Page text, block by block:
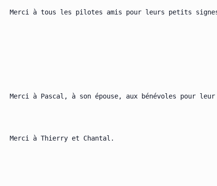
Merci à tous les pilotes amis pour leurs petits
Merci à Pascal, à son épouse, aux bénévoles pour
Merci à Thierry et Chantal.